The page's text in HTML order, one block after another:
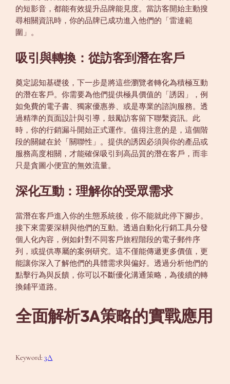
的短影音，都能有效提升品牌能見度。當訪客開始主動搜
尋相關資訊時，你的品牌已成功進入他們的「雷達範
圍」。
吸引與轉換：從訪客到潛在客戶
奠定認知基礎後，下一步是將這些瀏覽者轉化為積極互動
的潛在客戶。你需要為他們提供極具價值的「誘因」，例
如免費的電子書、獨家優惠券、或是專業的諮詢服務。透
過精準的頁面設計與引導，鼓勵訪客留下聯繫資訊。此
時，你的行銷漏斗開始正式運作。值得注意的是，這個階
段的關鍵在於「關聯性」。提供的誘因必須與你的產品或
服務高度相關，才能確保吸引到高品質的潛在客戶，而非
只是貪圖小便宜的無效流量。
深化互動：理解你的受眾需求
當潛在客戶進入你的生態系統後，你不能就此停下腳步。
接下來需要深耕與他們的互動。透過自動化行銷工具分發
個人化內容，例如針對不同客戶旅程階段的電子郵件序
列，或提供專屬的案例研究。這不僅能傳遞更多價值，更
能讓你深入了解他們的具體需求與偏好。透過分析他們的
點擊行為與反饋，你可以不斷優化溝通策略，為後續的轉
換鋪平道路。
全面解析3A策略的實戰應用
Keyword:3A